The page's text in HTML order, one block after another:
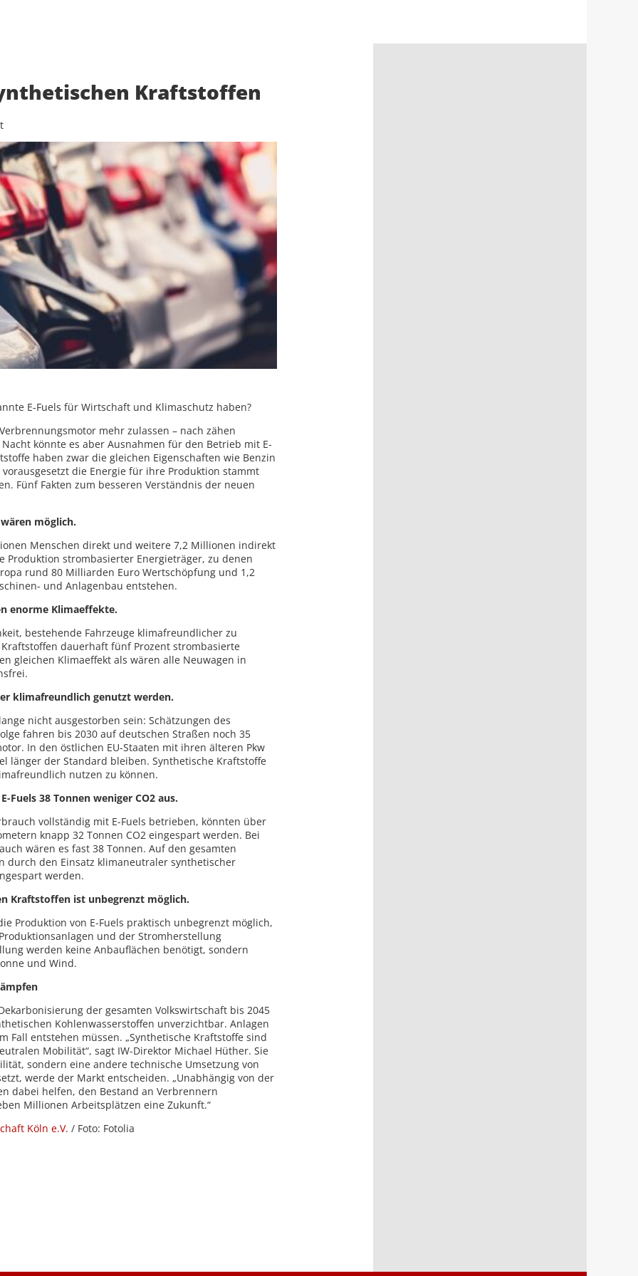
Kraftstoffen
E-Fuels für Wirtschaft und Klimaschutz haben?
mehr zulassen – nach zähen
könnte es aber Ausnahmen für den Betrieb mit E-
haben zwar die gleichen Eigenschaften wie Benzin
vorausgesetzt die Energie für ihre Produktion stammt
Fünf Fakten zum besseren Verständnis der neuen
möglich.
Menschen direkt und weitere 7,2 Millionen indirekt
Produktion strombasierter Energieträger, zu denen
rund 80 Milliarden Euro Wertschöpfung und 1,2
und Anlagenbau entstehen.
enorme Klimaeffekte.
bestehende Fahrzeuge klimafreundlicher zu
dauerhaft fünf Prozent strombasierte
gleichen Klimaeffekt als wären alle Neuwagen in
klimafreundlich genutzt werden.
nicht ausgestorben sein: Schätzungen des
fahren bis 2030 auf deutschen Straßen noch 35
In den östlichen EU-Staaten mit ihren älteren Pkw
länger der Standard bleiben. Synthetische Kraftstoffe
nutzen zu können.
Fuels 38 Tonnen weniger CO2 aus.
vollständig mit E-Fuels betrieben, könnten über
knapp 32 Tonnen CO2 eingespart werden. Bei
wären es fast 38 Tonnen. Auf den gesamten
durch den Einsatz klimaneutraler synthetischer
werden.
Kraftstoffen ist unbegrenzt möglich.
Produktion von E-Fuels praktisch unbegrenzt möglich,
und der Stromherstellung
werden keine Anbauflächen benötigt, sondern
und Wind.
der gesamten Volkswirtschaft bis 2045
Kohlenwasserstoffen unverzichtbar. Anlagen
Fall entstehen müssen. „Synthetische Kraftstoffe sind
Mobilität“, sagt IW-Direktor Michael Hüther. Sie
sondern eine andere technische Umsetzung von
werde der Markt entscheiden. „Unabhängig von der
dabei helfen, den Bestand an Verbrennern
Millionen Arbeitsplätzen eine Zukunft.“
Köln e.V. / Foto: Fotolia